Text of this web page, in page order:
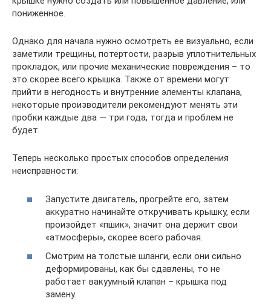
пониженное.
Однако для начала нужно осмотреть ее визуально, если
заметили трещины, потертости, разрыв уплотнительных
прокладок, или прочие механические повреждения – то
это скорее всего крышка. Также от времени могут
прийти в негодность и внутренние элементы клапана,
некоторые производители рекомендуют менять эти
пробки каждые два — три года, тогда и проблем не
будет.
Теперь несколько простых способов определения
неисправности:
Запустите двигатель, прогрейте его, затем
аккуратно начинайте откручивать крышку, если
произойдет «пшик», значит она держит свои
«атмосферы», скорее всего рабочая.
Смотрим на толстые шланги, если они сильно
деформированы, как бы сдавлены, то не
работает вакуумный клапан – крышка под
замену.